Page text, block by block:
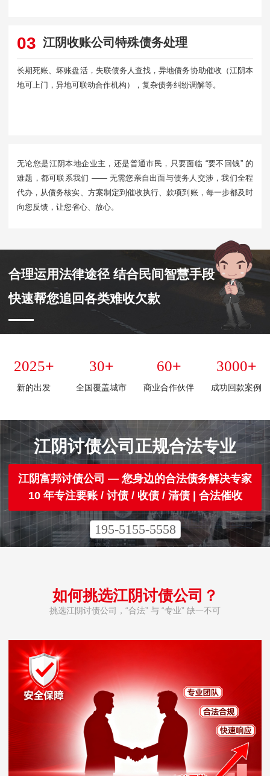
03 江阴收账公司特殊债务处理
长期死账、坏账盘活，失联债务人查找，异地债务协助催收（江阴本
地可上门，异地可联动合作机构），复杂债务纠纷调解等。
无论您是江阴本地企业主，还是普通市民，只要面临 “要不回钱” 的
难题，都可联系我们 —— 无需您亲自出面与债务人交涉，我们全程
代办，从债务核实、方案制定到催收执行、款项到账，每一步都及时
向您反馈，让您省心、放心。
合理运用法律途径 结合民间智慧手段
快速帮您追回各类难收欠款
2025+
新的出发
30+
全国覆盖城市
60+
商业合作伙伴
3000+
成功回款案例
江阴讨债公司正规合法专业
江阴富邦讨债公司 — 您身边的合法债务解决专家
10 年专注要账 / 讨债 / 收债 / 清债 | 合法催收
195-5155-5558
如何挑选江阴讨债公司？
挑选江阴讨债公司，“合法” 与 “专业” 缺一不可